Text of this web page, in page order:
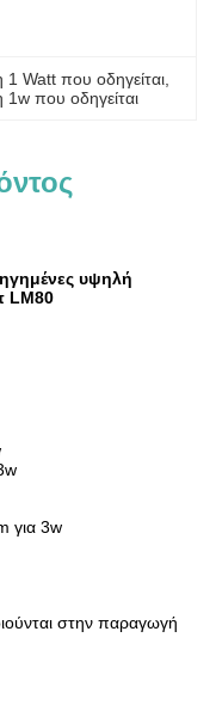
Watt που οδηγείται
που οδηγείται
υψηλή
LM80
για 3w
στην παραγωγή